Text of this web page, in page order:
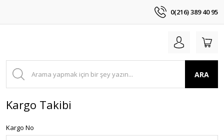
0(216) 389 40 95
ARA
Kargo Takibi
Kargo No